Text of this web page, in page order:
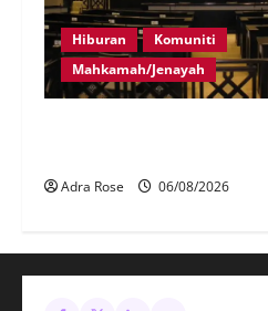
Hiburan
Komuniti
Mahkamah/Jenayah
Adra Rose 06/08/2026